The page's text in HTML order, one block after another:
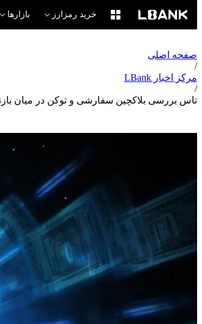
خرید رمزارز بازارها
صفحه اصلی
/
مرکز اخبار LBank
/
تاس بررسی بلاکچین سفارشی و توکن در میان